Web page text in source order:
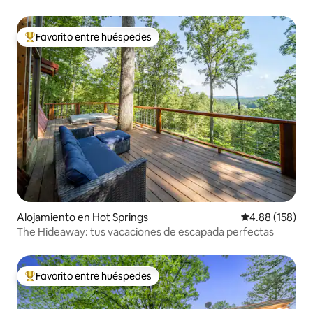
Favorito entre huéspedes preferido
Favorito entre huéspedes
Alojamiento en Hot Springs Calificación
4.88 (158)
The Hideaway: tus vacaciones de escapada perfectas
Favorito entre huéspedes preferido
Favorito entre huéspedes